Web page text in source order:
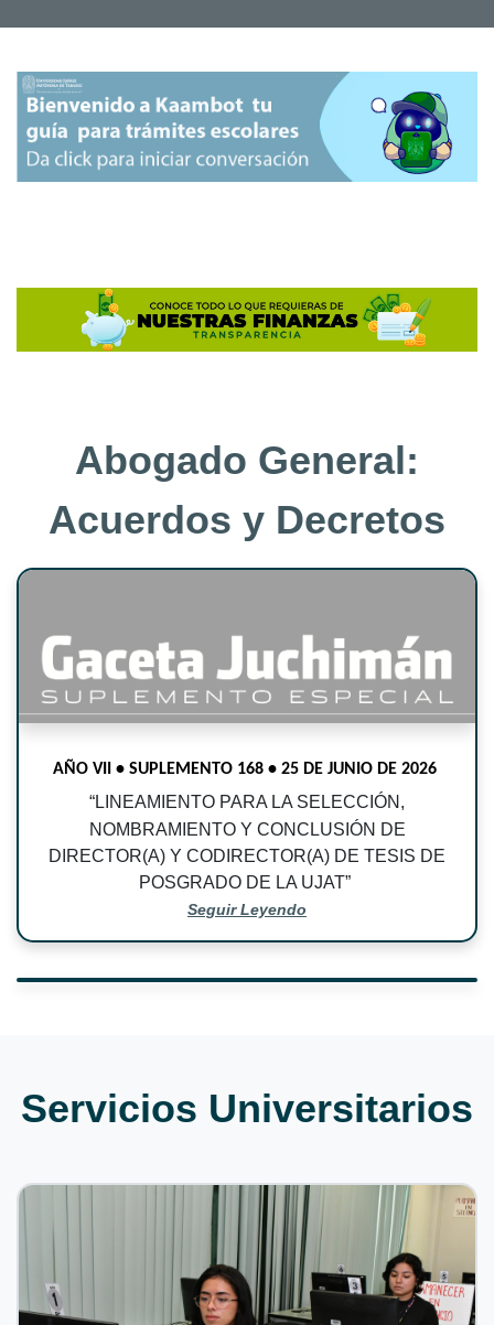
Abogado General:
Acuerdos y Decretos
AÑO VII • SUPLEMENTO 168 • 25 DE JUNIO DE 2026
“LINEAMIENTO PARA LA SELECCIÓN,
NOMBRAMIENTO Y CONCLUSIÓN DE
DIRECTOR(A) Y CODIRECTOR(A) DE TESIS DE
POSGRADO DE LA UJAT”
Seguir Leyendo
Servicios Universitarios